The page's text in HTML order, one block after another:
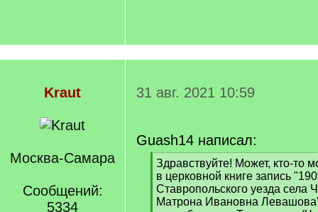
Kraut
Москва-Самара
Сообщений:
5334
31 авг. 2021 10:59
Guash14 написал:
[
q
]
Здравствуйте! Может, кто-то
в церковной книге запись
Ставропольского уезда села
Матрона Ивановна